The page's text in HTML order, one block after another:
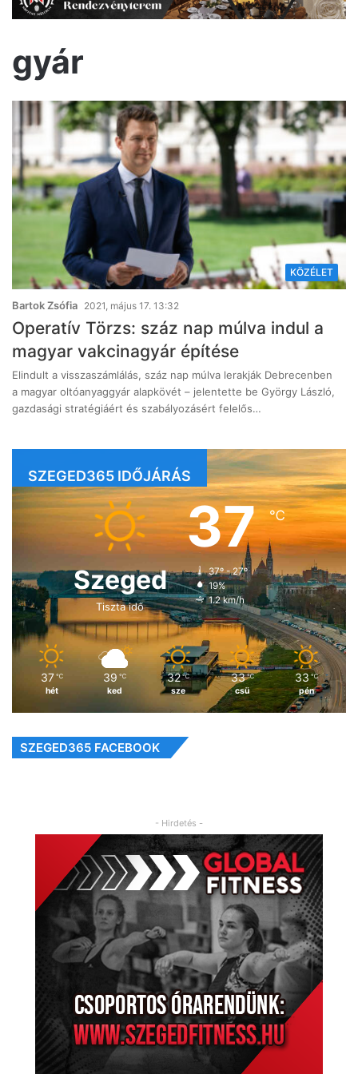
gyár
KÖZÉLET
Bartok Zsófia 2021, május 17. 13:32
Operatív Törzs: száz nap múlva indul a
magyar vakcinagyár építése
Elindult a visszaszámlálás, száz nap múlva lerakják Debrecenben
a magyar oltóanyaggyár alapkövét – jelentette be György László,
gazdasági stratégiáért és szabályozásért felelős…
SZEGED365 IDŐJÁRÁS
Szeged
Tiszta idő
37℃
37º - 27º
19%
1.2 km/h
37 ℃
hét
39 ℃
ked
32 ℃
sze
33 ℃
csü
33 ℃
pén
SZEGED365 FACEBOOK
- Hirdetés -